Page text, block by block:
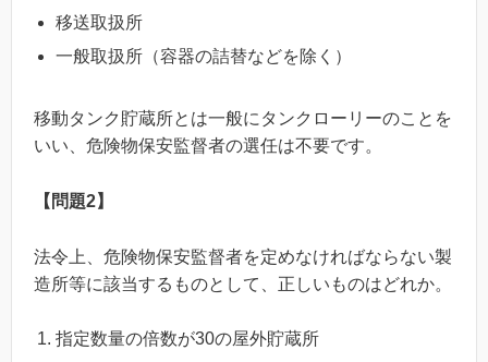
移送取扱所
一般取扱所（容器の詰替などを除く）
移動タンク貯蔵所とは一般にタンクローリーのことを
いい、危険物保安監督者の選任は不要です。
【問題2】
法令上、危険物保安監督者を定めなければならない製
造所等に該当するものとして、正しいものはどれか。
指定数量の倍数が30の屋外貯蔵所